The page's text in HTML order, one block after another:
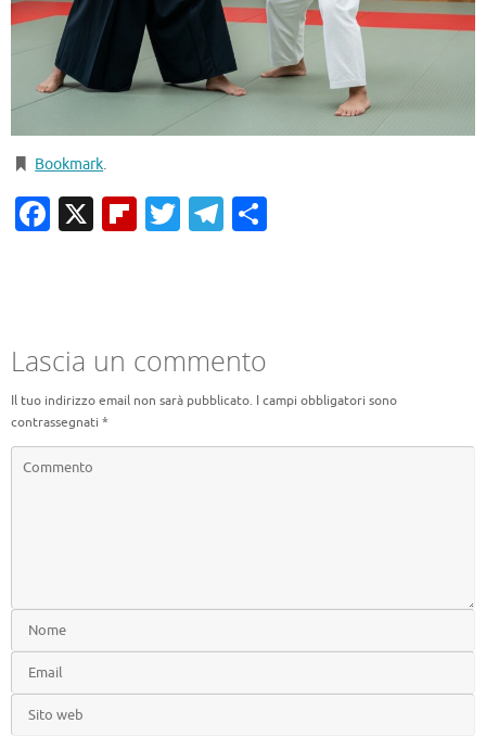
Bookmark.
Facebook
X Flipboard
TwitterTelegram
Lascia un commento
Il tuo indirizzo email non sarà pubblicato. I campi obbligatori sono
contrassegnati *